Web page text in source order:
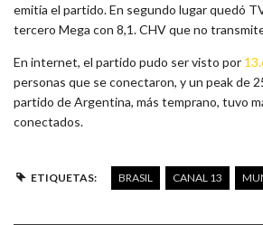
emitía el partido. En segundo lugar quedó
tercero Mega con 8,1. CHV que no
En internet, el partido pudo ser visto por
personas que se conectaron, y un peak de
partido de Argentina, más temprano, tuvo
conectados.
ETIQUETAS: BRASIL CANAL 13